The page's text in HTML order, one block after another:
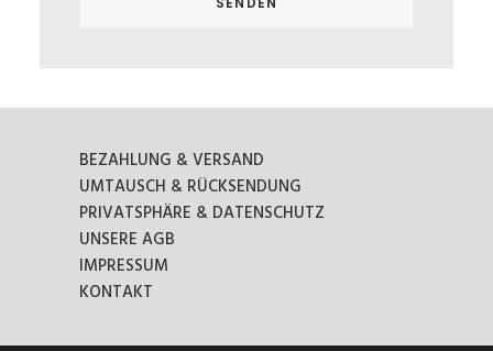
BEZAHLUNG & VERSAND
UMTAUSCH & RÜCKSENDUNG
PRIVATSPHÄRE & DATENSCHUTZ
UNSERE AGB
IMPRESSUM
KONTAKT